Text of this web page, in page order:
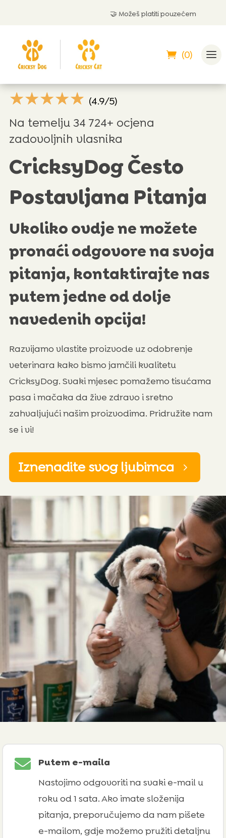
🤝 Možeš platiti pouzećem
(0)
☆☆☆☆☆ (4.9/5)
Na temelju 34 724+ ocjena
zadovoljnih vlasnika
CricksyDog Često
Postavljana Pitanja
Ukoliko ovdje ne možete
pronaći odgovore na svoja
pitanja, kontaktirajte nas
putem jedne od dolje
navedenih opcija!
Razvijamo vlastite proizvode uz odobrenje
veterinara kako bismo jamčili kvalitetu
CricksyDog. Svaki mjesec pomažemo tisućama
pasa i mačaka da žive zdravo i sretno
zahvaljujući našim proizvodima. Pridružite nam
se i vi!
Iznenadite svog ljubimca

Putem e-maila
Nastojimo odgovoriti na svaki e-mail u
roku od 1 sata. Ako imate složenija
pitanja, preporučujemo da nam pišete
e-mailom, gdje možemo pružiti detaljnu